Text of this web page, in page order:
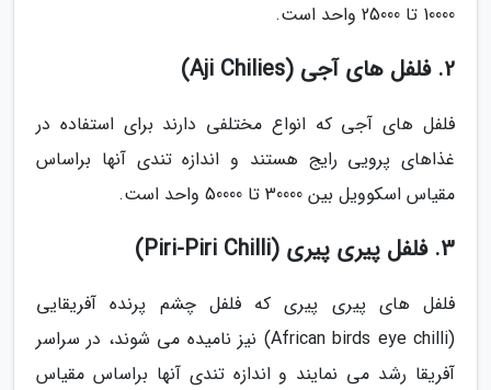
10000 تا 25000 واحد است.
2. فلفل های آجی (Aji Chilies)
فلفل های آجی که انواع مختلفی دارند برای استفاده در
غذاهای پرویی رایج هستند و اندازه تندی آنها براساس
مقیاس اسکوویل بین 30000 تا 50000 واحد است.
3. فلفل پیری پیری (Piri-Piri Chilli)
فلفل های پیری پیری که فلفل چشم پرنده آفریقایی
(African birds eye chilli) نیز نامیده می شوند، در سراسر
آفریقا رشد می نمایند و اندازه تندی آنها براساس مقیاس